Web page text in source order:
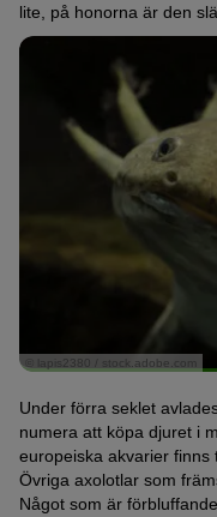
lite, på honorna är den
© lapis2380 / stock.adobe.com
Under förra seklet
numera att köpa djuret i
europeiska akvarier finns
Övriga axolotlar som
Något som är